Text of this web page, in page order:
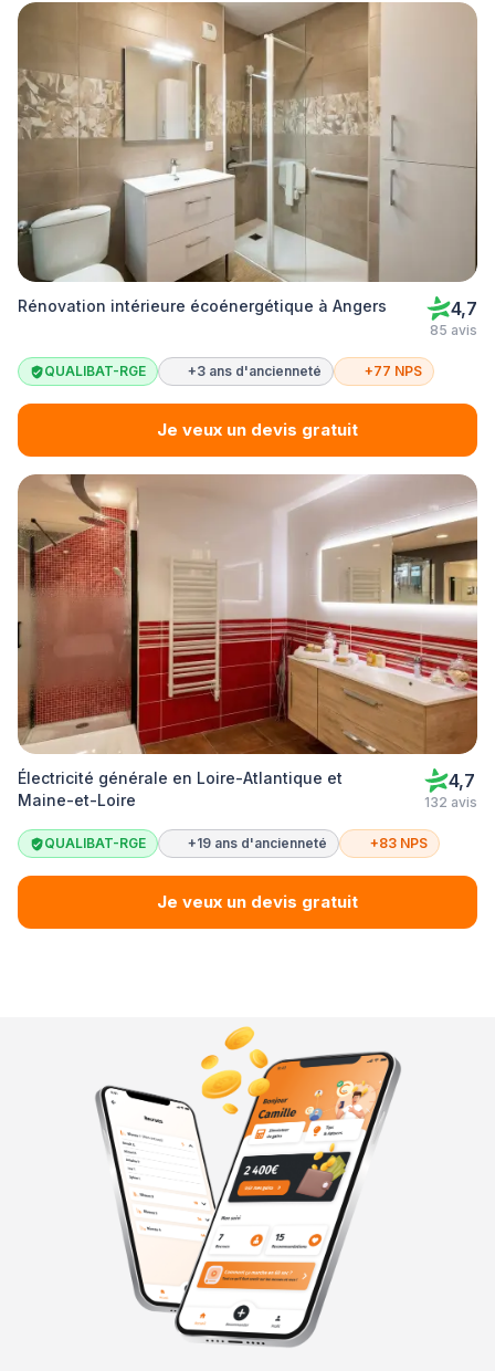
Rénovation intérieure écoénergétique à Angers 4,7
85 avis
QUALIBAT-RGE +3 ans d'ancienneté +77 NPS
Je veux un devis gratuit
Électricité générale en Loire-Atlantique et
Maine-et-Loire
4,7
132 avis
QUALIBAT-RGE +19 ans d'ancienneté +83 NPS
Je veux un devis gratuit